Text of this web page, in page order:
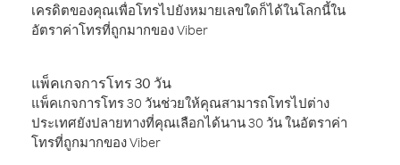
เครดิตของคุณเพื่อโทรไปยังหมายเลขใดก็ได้ในโลกนี้ใน
อัตราค่าโทรที่ถูกมากของ Viber
แพ็คเกจการโทร 30 วัน
แพ็คเกจการโทร 30 วันช่วยให้คุณสามารถโทรไปต่าง
ประเทศยังปลายทางที่คุณเลือกได้นาน 30 วัน ในอัตราค่า
โทรที่ถูกมากของ Viber